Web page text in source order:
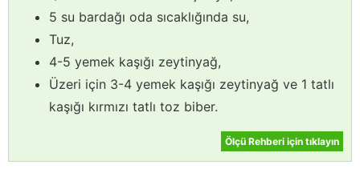
5 su bardağı oda sıcaklığında su,
Tuz,
4-5 yemek kaşığı zeytinyağ,
Üzeri için 3-4 yemek kaşığı zeytinyağ ve 1 tatlı
kaşığı kırmızı tatlı toz biber.
Ölçü Rehberi için tıklayın